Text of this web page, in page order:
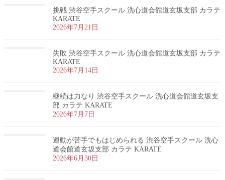
挑戦 渋谷空手スクール 洗心道会館道玄坂支部 カラテ
KARATE
2026年7月21日
失敗 渋谷空手スクール 洗心道会館道玄坂支部 カラテ
KARATE
2026年7月14日
継続は力なり 渋谷空手スクール 洗心道会館道玄坂支
部 カラテ KARATE
2026年7月7日
運動が苦手でもはじめられる 渋谷空手スクール 洗心
道会館道玄坂支部 カラテ KARATE
2026年6月30日